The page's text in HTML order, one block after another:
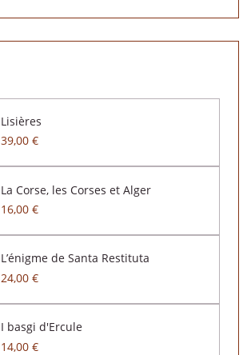
Lisières
39,00 €
La Corse, les Corses et Alger
16,00 €
L’énigme de Santa Restituta
24,00 €
I basgi d'Ercule
14,00 €